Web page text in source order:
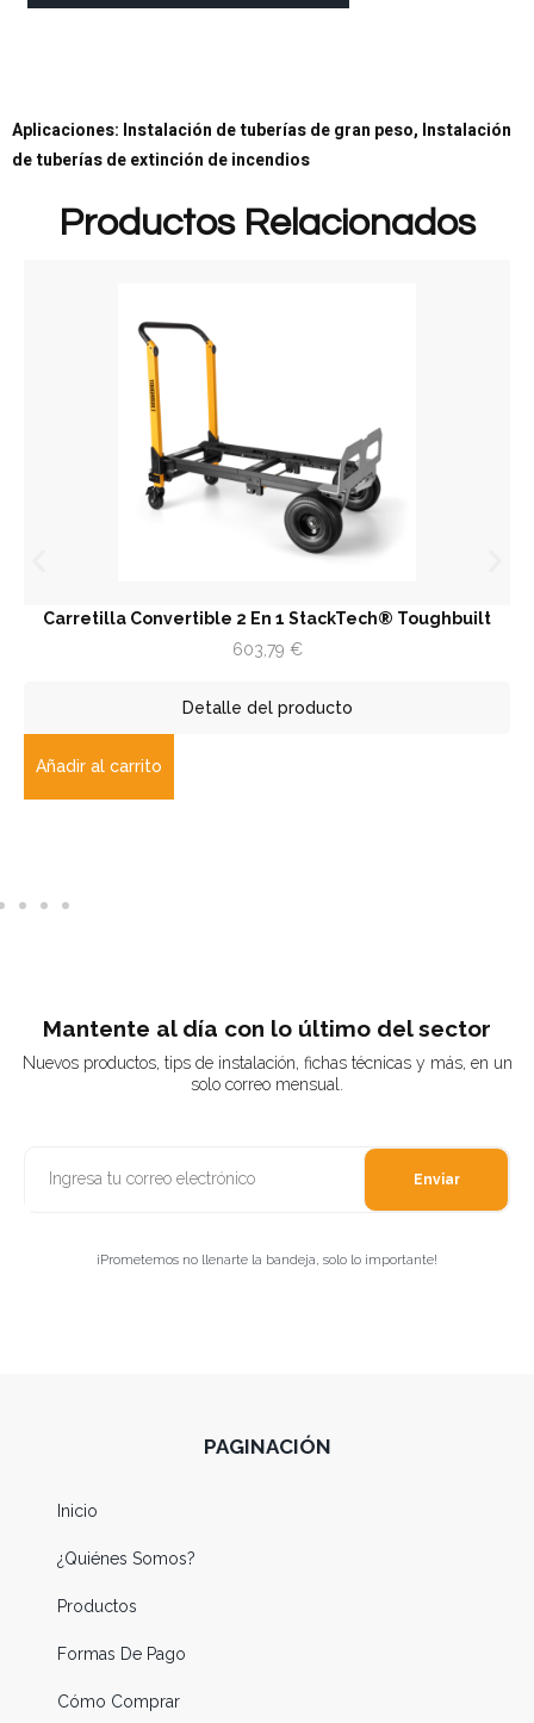
Aplicaciones: Instalación de tuberías de gran peso, Instalación
de tuberías de extinción de incendios
Productos Relacionados
Convertible 2 En 1 StackTech® Toughbuilt
Detalle del producto
Trampilla
Mantente al día con lo último del sector
Nuevos productos, tips de instalación, fichas técnicas y más, en un
solo correo mensual.
Enviar
¡Prometemos no llenarte la bandeja, solo lo importante!
PAGINACIÓN
Inicio
¿Quiénes Somos?
Productos
Formas De Pago
Cómo Comprar